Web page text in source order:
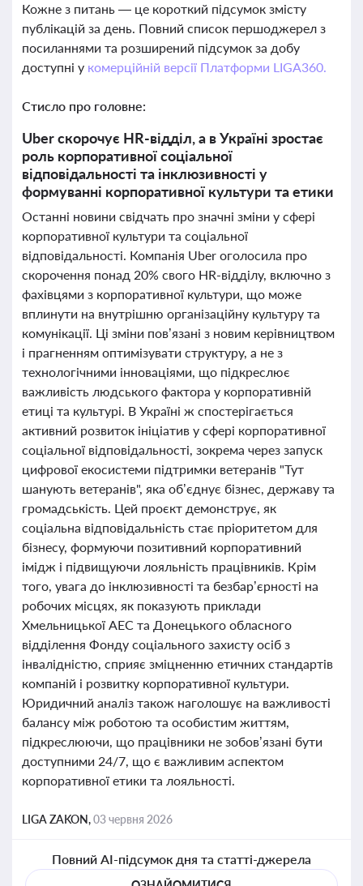
Кожне з питань — це короткий підсумок змісту
публікацій за день. Повний список першоджерел з
посиланнями та розширений підсумок за добу
доступні у комерційній версії Платформи LIGA360.
Стисло про головне:
Uber скорочує HR-відділ, а в Україні зростає
роль корпоративної соціальної
відповідальності та інклюзивності у
формуванні корпоративної культури та етики
Останні новини свідчать про значні зміни у сфері
корпоративної культури та соціальної
відповідальності. Компанія Uber оголосила про
скорочення понад 20% свого HR-відділу, включно з
фахівцями з корпоративної культури, що може
вплинути на внутрішню організаційну культуру та
комунікації. Ці зміни пов’язані з новим керівництвом
і прагненням оптимізувати структуру, а не з
технологічними інноваціями, що підкреслює
важливість людського фактора у корпоративній
етиці та культурі. В Україні ж спостерігається
активний розвиток ініціатив у сфері корпоративної
соціальної відповідальності, зокрема через запуск
цифрової екосистеми підтримки ветеранів "Тут
шанують ветеранів", яка об’єднує бізнес, державу та
громадськість. Цей проєкт демонструє, як
соціальна відповідальність стає пріоритетом для
бізнесу, формуючи позитивний корпоративний
імідж і підвищуючи лояльність працівників. Крім
того, увага до інклюзивності та безбар’єрності на
робочих місцях, як показують приклади
Хмельницької АЕС та Донецького обласного
відділення Фонду соціального захисту осіб з
інвалідністю, сприяє зміцненню етичних стандартів
компаній і розвитку корпоративної культури.
Юридичний аналіз також наголошує на важливості
балансу між роботою та особистим життям,
підкреслюючи, що працівники не зобов’язані бути
доступними 24/7, що є важливим аспектом
корпоративної етики та лояльності.
LIGA ZAKON,03 червня 2026
Повний AI-підсумок дня та статті-джерела